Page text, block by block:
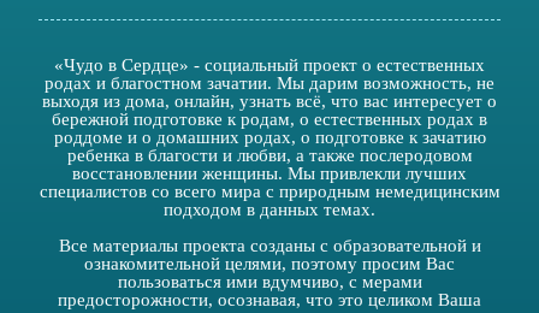
«Чудо в Сердце» - социальный проект о естественных
родах и благостном зачатии. Мы дарим возможность, не
выходя из дома, онлайн, узнать всё, что вас интересует о
бережной подготовке к родам, о естественных родах в
роддоме и о домашних родах, о подготовке к зачатию
ребенка в благости и любви, а также послеродовом
восстановлении женщины. Мы привлекли лучших
специалистов со всего мира с природным немедицинским
подходом в данных темах.
Все материалы проекта созданы с образовательной и
ознакомительной целями, поэтому просим Вас
пользоваться ими вдумчиво, с мерами
предосторожности, осознавая, что это целиком Ваша